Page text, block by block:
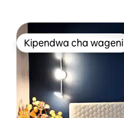
Kipendwa cha wageni
Kipendwa cha wageni